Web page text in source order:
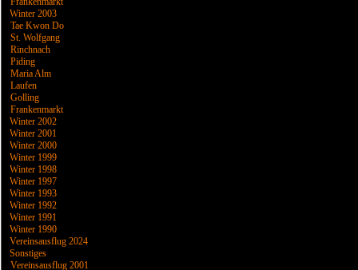
Winter 2003
Tae Kwon Do
St. Wolfgang
Rinchnach
Piding
Maria Alm
Laufen
Golling
Frankenmarkt
Winter 2002
Winter 2001
Winter 2000
Winter 1999
Winter 1998
Winter 1997
Winter 1993
Winter 1992
Winter 1991
Winter 1990
Vereinsausflug 2024
Sonstiges
Vereinsausflug 2001